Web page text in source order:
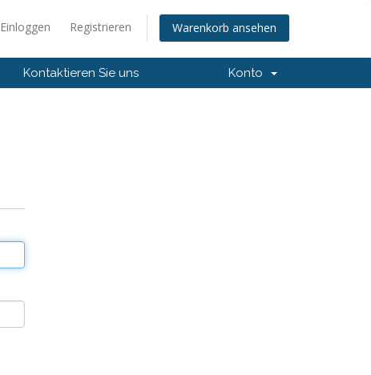
Einloggen Registrieren Warenkorb ansehen
Kontaktieren Sie uns Konto